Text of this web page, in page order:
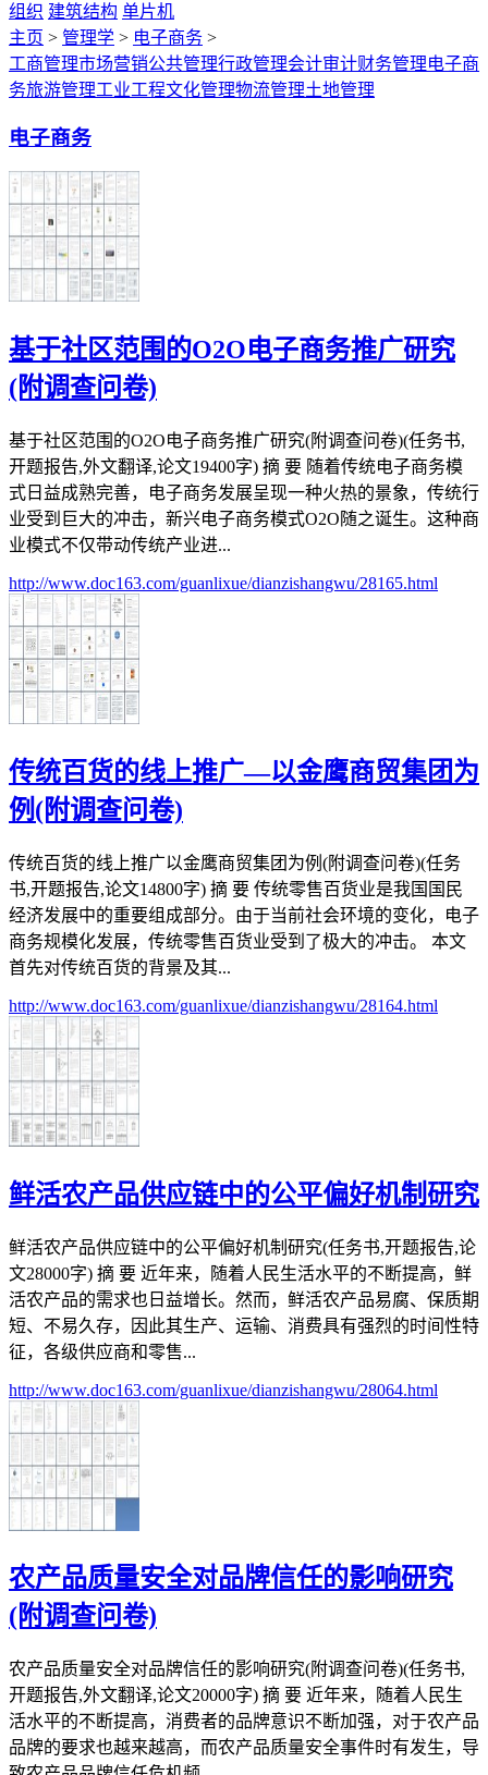
组织 建筑结构 单片机
主页 > 管理学 > 电子商务 >
工商管理市场营销公共管理行政管理会计审计财务管理电子商
务旅游管理工业工程文化管理物流管理土地管理
电子商务
基于社区范围的O2O电子商务推广研究
(附调查问卷)
基于社区范围的O2O电子商务推广研究(附调查问卷)(任务书,
开题报告,外文翻译,论文19400字) 摘 要 随着传统电子商务模
式日益成熟完善，电子商务发展呈现一种火热的景象，传统行
业受到巨大的冲击，新兴电子商务模式O2O随之诞生。这种商
业模式不仅带动传统产业进...
http://www.doc163.com/guanlixue/dianzishangwu/28165.html
传统百货的线上推广—以金鹰商贸集团为
例(附调查问卷)
传统百货的线上推广以金鹰商贸集团为例(附调查问卷)(任务
书,开题报告,论文14800字) 摘 要 传统零售百货业是我国国民
经济发展中的重要组成部分。由于当前社会环境的变化，电子
商务规模化发展，传统零售百货业受到了极大的冲击。 本文
首先对传统百货的背景及其...
http://www.doc163.com/guanlixue/dianzishangwu/28164.html
鲜活农产品供应链中的公平偏好机制研究
鲜活农产品供应链中的公平偏好机制研究(任务书,开题报告,论
文28000字) 摘 要 近年来，随着人民生活水平的不断提高，鲜
活农产品的需求也日益增长。然而，鲜活农产品易腐、保质期
短、不易久存，因此其生产、运输、消费具有强烈的时间性特
征，各级供应商和零售...
http://www.doc163.com/guanlixue/dianzishangwu/28064.html
农产品质量安全对品牌信任的影响研究
(附调查问卷)
农产品质量安全对品牌信任的影响研究(附调查问卷)(任务书,
开题报告,外文翻译,论文20000字) 摘 要 近年来，随着人民生
活水平的不断提高，消费者的品牌意识不断加强，对于农产品
品牌的要求也越来越高，而农产品质量安全事件时有发生，导